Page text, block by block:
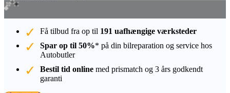
Få tilbud fra op til 191 uafhængige værksteder
Spar op til 50%* på din bilreparation og service hos
Autobutler
Bestil tid online med prismatch og 3 års godkendt
garanti